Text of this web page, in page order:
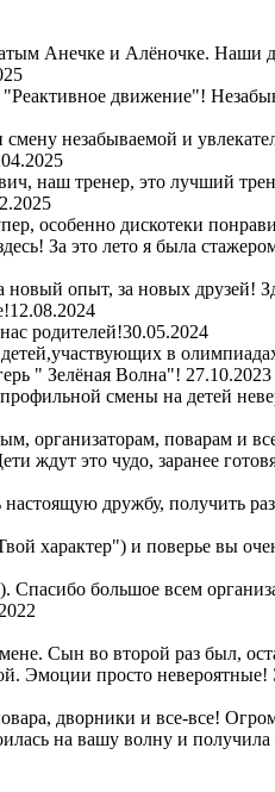
Анечке и Алёночке. Наши
движение"!
незабываемой и
наш тренер, это лучший
особенно дискотеки
За это лето я была
опыт, за новых друзей!
12.08.2024
родителей!30.05.2024
в
" Зелёная Волна"! 27.10.2023
смены на детей
организаторам, поварам и
ждут это чудо, заранее
дружбу, получить
характер") и поверье вы
большое всем
Сын во второй раз был,
Эмоции просто
дворники и все-все!
на вашу волну и получила